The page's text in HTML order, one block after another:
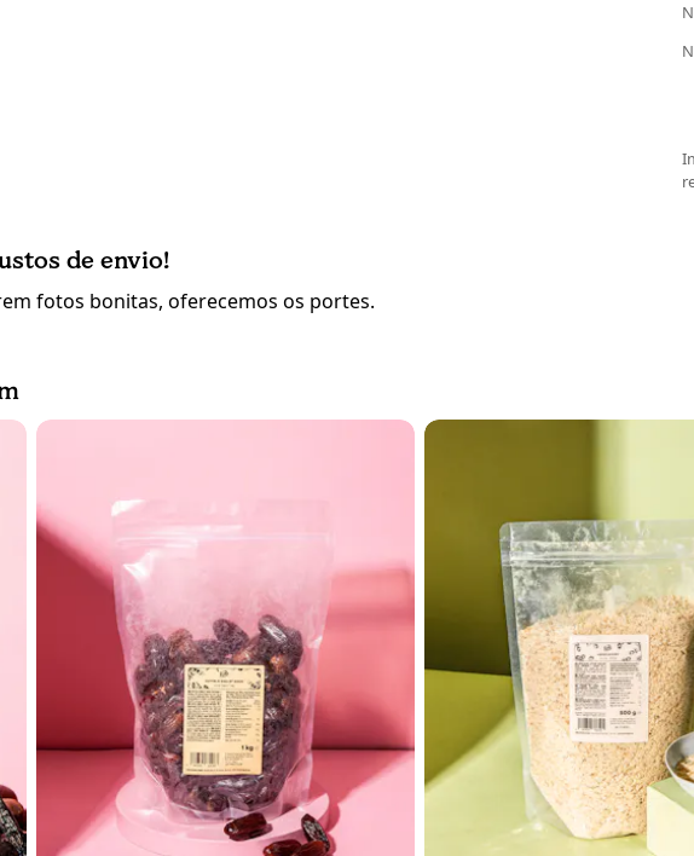
de envio!
fotos bonitas, oferecemos os portes.